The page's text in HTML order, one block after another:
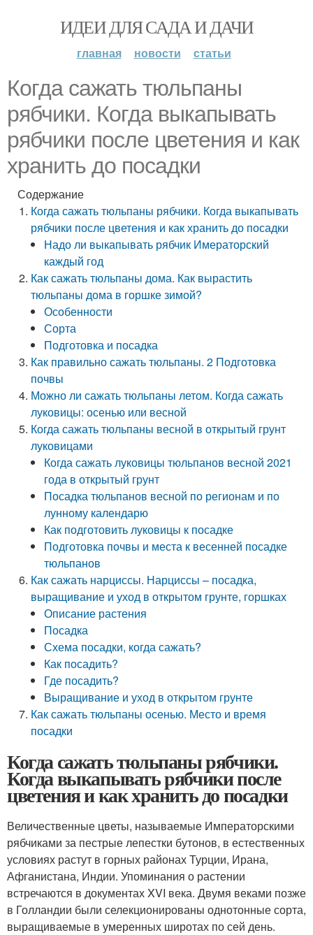
ИДЕИ ДЛЯ САДА И ДАЧИ
главная новости статьи
Когда сажать тюльпаны
рябчики. Когда выкапывать
рябчики после цветения и как
хранить до посадки
Содержание
Когда сажать тюльпаны рябчики. Когда выкапывать
рябчики после цветения и как хранить до посадки
Надо ли выкапывать рябчик Имераторский
каждый год
Как сажать тюльпаны дома. Как вырастить
тюльпаны дома в горшке зимой?
Особенности
Сорта
Подготовка и посадка
Как правильно сажать тюльпаны. 2 Подготовка
почвы
Можно ли сажать тюльпаны летом. Когда сажать
луковицы: осенью или весной
Когда сажать тюльпаны весной в открытый грунт
луковицами
Когда сажать луковицы тюльпанов весной 2021
года в открытый грунт
Посадка тюльпанов весной по регионам и по
лунному календарю
Как подготовить луковицы к посадке
Подготовка почвы и места к весенней посадке
тюльпанов
Как сажать нарциссы. Нарциссы – посадка,
выращивание и уход в открытом грунте, горшках
Описание растения
Посадка
Схема посадки, когда сажать?
Как посадить?
Где посадить?
Выращивание и уход в открытом грунте
Как сажать тюльпаны осенью. Место и время
посадки
Когда сажать тюльпаны рябчики.
Когда выкапывать рябчики после
цветения и как хранить до посадки
Величественные цветы, называемые Императорскими
рябчиками за пестрые лепестки бутонов, в естественных
условиях растут в горных районах Турции, Ирана,
Афганистана, Индии. Упоминания о растении
встречаются в документах XVI века. Двумя веками позже
в Голландии были селекционированы однотонные сорта,
выращиваемые в умеренных широтах по сей день.